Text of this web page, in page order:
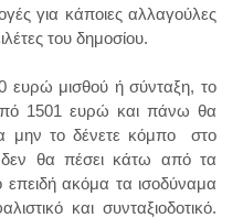
για κάποιες αλλαγούλες
του δημοσίου.
μισθού ή σύνταξη, το
1501 ευρώ και πάνω θα
μην το δένετε κόμπο στο
δεν θα πέσει κάτω από τα
ακόμα τα ισοδύναμα
και συνταξιοδοτικό.